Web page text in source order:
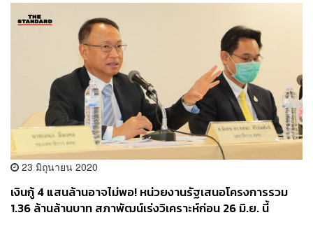
23 มิถุนายน 2020
เงินกู้ 4 แสนล้านอาจไม่พอ! หน่วยงานรัฐเสนอโครงการรวม
1.36 ล้านล้านบาท สภาพัฒน์เร่งวิเคราะห์ก่อน 26 มิ.ย. นี้